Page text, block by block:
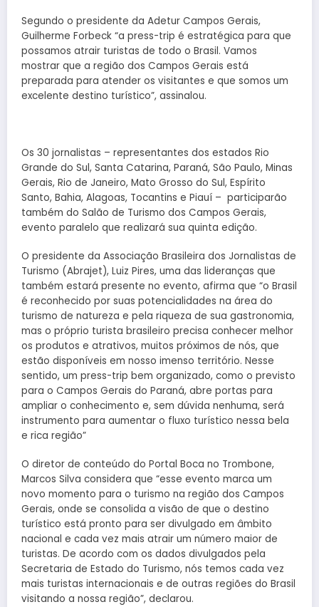
Segundo o presidente da Adetur Campos Gerais,
Guilherme Forbeck “a press-trip é estratégica para que
possamos atrair turistas de todo o Brasil. Vamos
mostrar que a região dos Campos Gerais está
preparada para atender os visitantes e que somos um
excelente destino turístico”, assinalou.
Os 30 jornalistas – representantes dos estados Rio
Grande do Sul, Santa Catarina, Paraná, São Paulo, Minas
Gerais, Rio de Janeiro, Mato Grosso do Sul, Espírito
Santo, Bahia, Alagoas, Tocantins e Piauí – participarão
também do Salão de Turismo dos Campos Gerais,
evento paralelo que realizará sua quinta edição.
O presidente da Associação Brasileira dos Jornalistas de
Turismo (Abrajet), Luiz Pires, uma das lideranças que
também estará presente no evento, afirma que “o Brasil
é reconhecido por suas potencialidades na área do
turismo de natureza e pela riqueza de sua gastronomia,
mas o próprio turista brasileiro precisa conhecer melhor
os produtos e atrativos, muitos próximos de nós, que
estão disponíveis em nosso imenso território. Nesse
sentido, um press-trip bem organizado, como o previsto
para o Campos Gerais do Paraná, abre portas para
ampliar o conhecimento e, sem dúvida nenhuma, será
instrumento para aumentar o fluxo turístico nessa bela
e rica região”
O diretor de conteúdo do Portal Boca no Trombone,
Marcos Silva considera que “esse evento marca um
novo momento para o turismo na região dos Campos
Gerais, onde se consolida a visão de que o destino
turístico está pronto para ser divulgado em âmbito
nacional e cada vez mais atrair um número maior de
turistas. De acordo com os dados divulgados pela
Secretaria de Estado do Turismo, nós temos cada vez
mais turistas internacionais e de outras regiões do Brasil
visitando a nossa região”, declarou.